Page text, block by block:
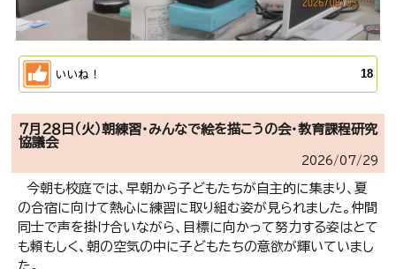
いいね！ 18
７月２８日（火）朝練習・みんなで絵を描こうの会・教育課程研究
協議会
2026/07/29
今朝も校庭では、早朝から子どもたちが自主的に集まり、夏
の合宿に向けて熱心に練習に取り組む姿が見られました。仲間
同士で声を掛け合いながら、目標に向かって努力する姿はとて
も頼もしく、朝の空気の中に子どもたちの意欲が輝いていまし
た。